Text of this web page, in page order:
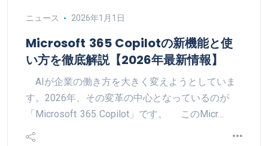
ニュース 2026年1月1日
Microsoft 365 Copilotの新機能と使
い方を徹底解説【2026年最新情報】
AIが企業の働き方を大きく変えようとしていま
す。2026年、その変革の中心となっているのが
「Microsoft 365 Copilot」です。 このMicr…